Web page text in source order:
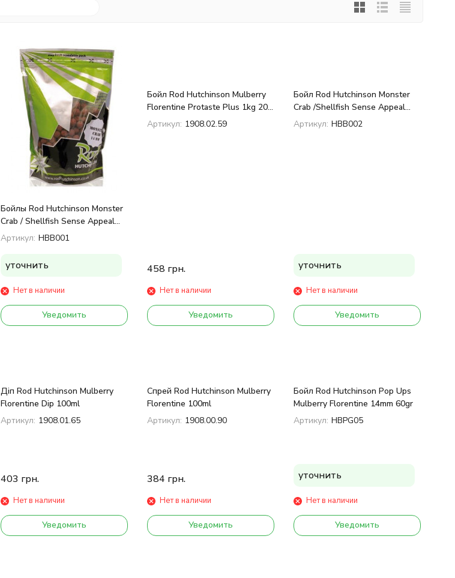
Бойлы Rod Hutchinson Monster
Crab / Shellfish Sense Appeal
1kg 14 mm
Артикул: HBB001
уточнить
Нет в наличии
Уведомить
Бойл Rod Hutchinson Mulberry
Florentine Protaste Plus 1kg 20
mm
Артикул: 1908.02.59
458 грн.
Нет в наличии
Уведомить
Бойл Rod Hutchinson Monster
Crab /Shellfish Sense Appeal
1kg 20 mm
Артикул: HBB002
уточнить
Нет в наличии
Уведомить
Діп Rod Hutchinson Mulberry
Florentine Dip 100ml
Артикул: 1908.01.65
403 грн.
Нет в наличии
Уведомить
Спрей Rod Hutchinson Mulberry
Florentine 100ml
Артикул: 1908.00.90
384 грн.
Нет в наличии
Уведомить
Бойл Rod Hutchinson Pop Ups
Mulberry Florentine 14mm 60gr
Артикул: HBPG05
уточнить
Нет в наличии
Уведомить